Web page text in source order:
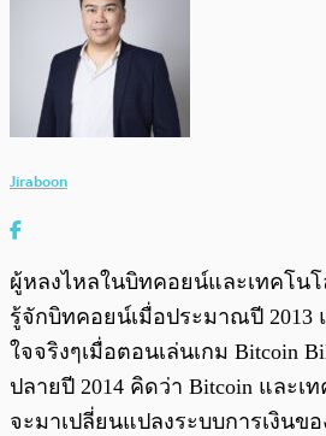
Jiraboon
ผู้หลงไหลในบิทคอยน์และเทคโนโ
รู้จักบิทคอยน์เมื่อประมาณปี 2013
ใจจริงๆเมื่อตอนเล่นเกม Bitcoin
ปลายปี 2014 คิดว่า Bitcoin และเ
จะมาเปลี่ยนแปลงระบบการเงินข